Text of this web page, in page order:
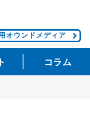
オウンドメディア
コラム